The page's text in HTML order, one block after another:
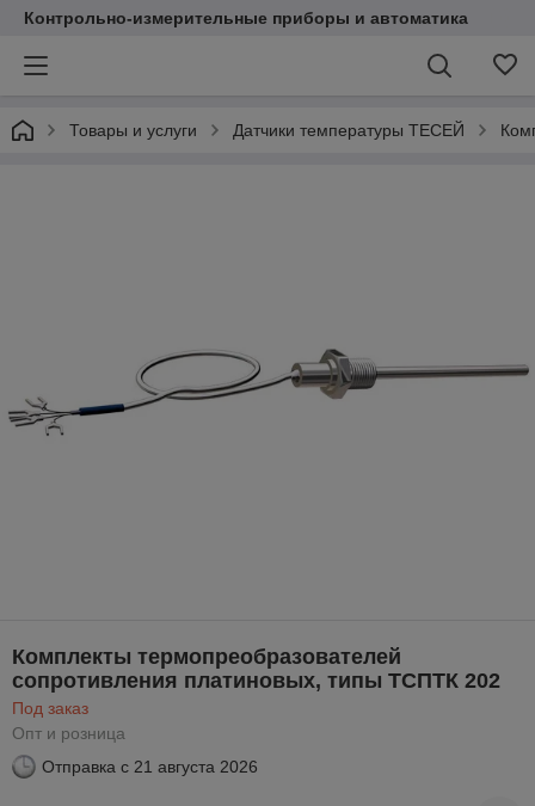
Контрольно-измерительные приборы и автоматика
Товары и услуги Датчики температуры ТЕСЕЙ
Комплекты термопреобразователей
сопротивления платиновых, типы ТСПТК 202
Под заказ
Опт и розница
Отправка с 21 августа 2026